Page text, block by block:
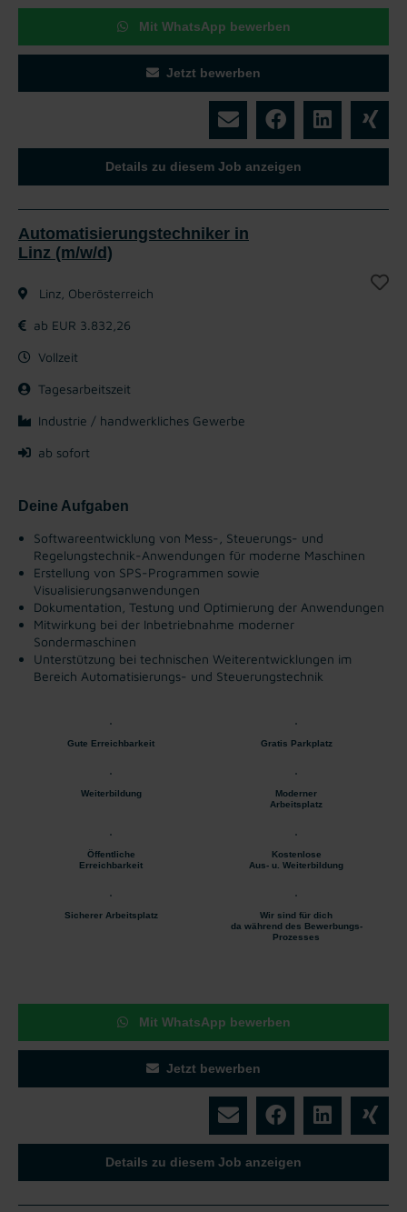
Mit WhatsApp bewerben
Jetzt bewerben
Details zu diesem Job anzeigen
Automatisierungstechniker in
Linz (m/w/d)
Linz, Oberösterreich
ab EUR 3.832,26
Vollzeit
Tagesarbeitszeit
Industrie / handwerkliches Gewerbe
ab sofort
Deine Aufgaben
Softwareentwicklung von Mess-, Steuerungs- und
Regelungstechnik-Anwendungen für moderne Maschinen
Erstellung von SPS-Programmen sowie
Visualisierungsanwendungen
Dokumentation, Testung und Optimierung der Anwendungen
Mitwirkung bei der Inbetriebnahme moderner
Sondermaschinen
Unterstützung bei technischen Weiterentwicklungen im
Bereich Automatisierungs- und Steuerungstechnik
Gute Erreichbarkeit Gratis Parkplatz
Weiterbildung
Moderner
Arbeitsplatz
Öffentliche
Erreichbarkeit
Kostenlose
Aus- u. Weiterbildung
Sicherer Arbeitsplatz
Wir sind für dich
da während des Bewerbungs-
Prozesses
Mit WhatsApp bewerben
Jetzt bewerben
Details zu diesem Job anzeigen